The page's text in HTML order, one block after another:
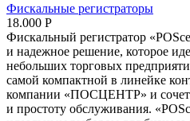
Фискальные регистраторы
18.000 Р
Фискальный регистратор
и надежное решение, которое
небольших торговых
самой компактной в линейке
компании «ПОСЦЕНТР» и
и простоту обслуживания.